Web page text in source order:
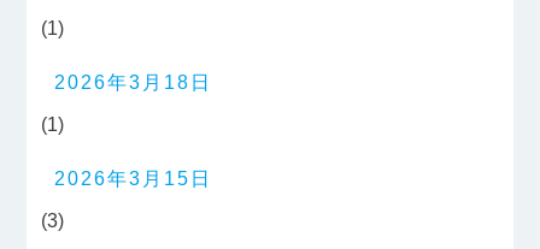
(1)
2026年3月18日
(1)
2026年3月15日
(3)